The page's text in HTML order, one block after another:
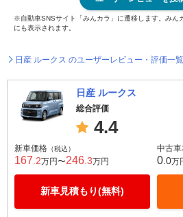
※自動車SNSサイト「みんカラ」に遷移します。みん
にも表示されます。
日産 ルークス のユーザーレビュー・評価一
日産 ルークス
総合評価
4.4
新車価格 （税込）
167 .2万円〜246 .3万円
新車見積もり(無料)
中古
0 .0万